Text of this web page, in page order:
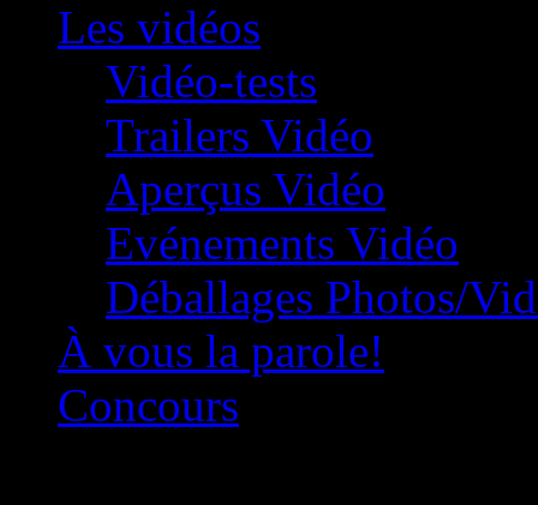
Les vidéos
Vidéo-tests
Trailers Vidéo
Aperçus Vidéo
Evénements Vidéo
Déballages Photos/
À vous la parole!
Concours